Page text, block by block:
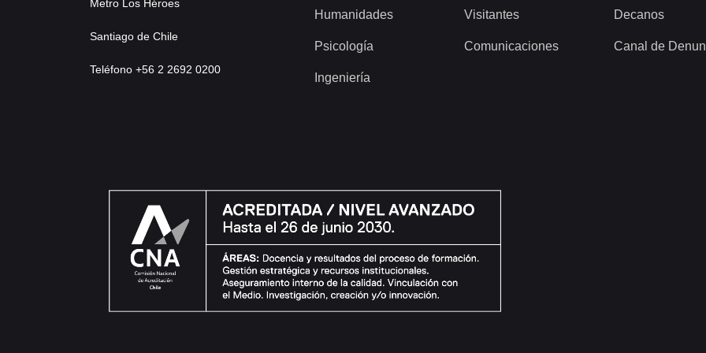
Metro Los Héroes
Santiago de Chile
Teléfono +56 2 2692 0200
Humanidades
Psicología
Ingeniería
Visitantes
Comunicaciones
Decanos
Canal de